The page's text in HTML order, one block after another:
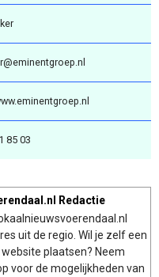
85 03
Redactie
uit de regio. Wil je zelf een
plaatsen? Neem
voor de mogelijkheden van